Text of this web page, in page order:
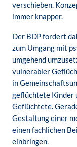
verschieben.
immer knapper.
Der BDP fordert
zum Umgang mit
umgehend
vulnerabler
in
geflüchtete Kinder
Geflüchtete.
Gestaltung einer
einen fachlichen
einbringen.